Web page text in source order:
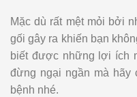
Mặc dù rất mệt mỏi bởi
gối gây ra khiến bạn
biết được những lợi ích
đừng ngại ngần mà hãy
bệnh nhé.